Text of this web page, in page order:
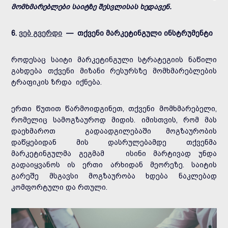
მომხმარებლები საიტზე შესვლისას ხედავენ.
6.ვებ გვერდი — თქვენი მარკეტინგული ინსტრუმენტი
როდესაც საიტი მარკეტინგული სტრატეგიის ნაწილი
გახდება თქვენი მიზანი რესურსზე მომხმარებლების
ტრაფიკის ზრდა იქნება.
ერთი წუთით წარმოიდგინეთ, თქვენი მომხმარებელი,
რომელიც სამოგზაუროდ მიდის. იმისთვის, რომ მას
დაეხმაროთ გადაადგილებაში მოგზაურობის
დაწყებიდან მის დასრულებამდე თქვენმა
მარკეტინგულმა გეგმამ ისინი მარტივად უნდა
გადაიყვანოს ის ერთი არხიდან მეორეზე. საიტის
გარეშე მსგავსი მოგზაურობა ხდება ნაკლებად
კომფორტული და რთული.